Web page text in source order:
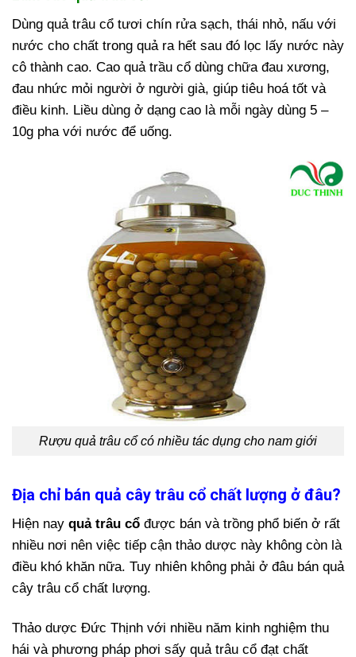
Dùng quả trâu cổ tươi chín rửa sạch, thái nhỏ, nấu với
nước cho chất trong quả ra hết sau đó lọc lấy nước này
cô thành cao. Cao quả trầu cổ dùng chữa đau xương,
đau nhức mỏi người ở người già, giúp tiêu hoá tốt và
điều kinh. Liều dùng ở dạng cao là mỗi ngày dùng 5 –
10g pha với nước để uống.
Rượu quả trâu cổ có nhiều tác dụng cho nam giới
Địa chỉ bán quả cây trâu cổ chất lượng ở đâu?
Hiện nay quả trâu cổ được bán và trồng phổ biến ở rất
nhiều nơi nên việc tiếp cận thảo dược này không còn là
điều khó khăn nữa. Tuy nhiên không phải ở đâu bán quả
cây trâu cổ chất lượng.
Thảo dược Đức Thịnh với nhiều năm kinh nghiệm thu
hái và phương pháp phơi sấy quả trâu cổ đạt chất